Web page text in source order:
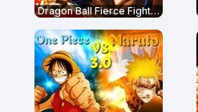
Dragon Ball Fierce Fighting 2.9